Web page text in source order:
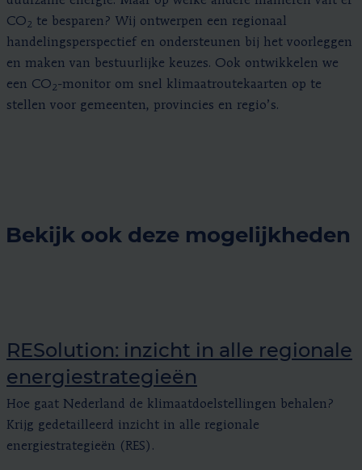
CO2 te besparen? Wij ontwerpen een regionaal
handelingsperspectief en ondersteunen bij het voorleggen
en maken van bestuurlijke keuzes. Ook ontwikkelen we
een CO2-monitor om snel klimaatroutekaarten op te
stellen voor gemeenten, provincies en regio’s.
Bekijk ook deze mogelijkheden
RESolution: inzicht in alle regionale
energiestrategieën
Hoe gaat Nederland de klimaatdoelstellingen behalen?
Krijg gedetailleerd inzicht in alle regionale
energiestrategieën (RES).